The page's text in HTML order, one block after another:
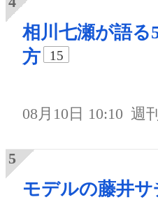
相川七瀬が語る
方
15
08月10日 10:10 週
モデルの藤井サ